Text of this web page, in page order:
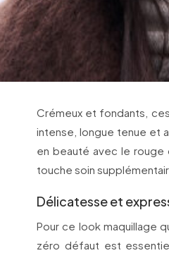
Crémeux et fondants,
intense, longue tenue et
en beauté avec le rouge
touche soin
Délicatesse et
Pour ce look maquillage
zéro défaut est